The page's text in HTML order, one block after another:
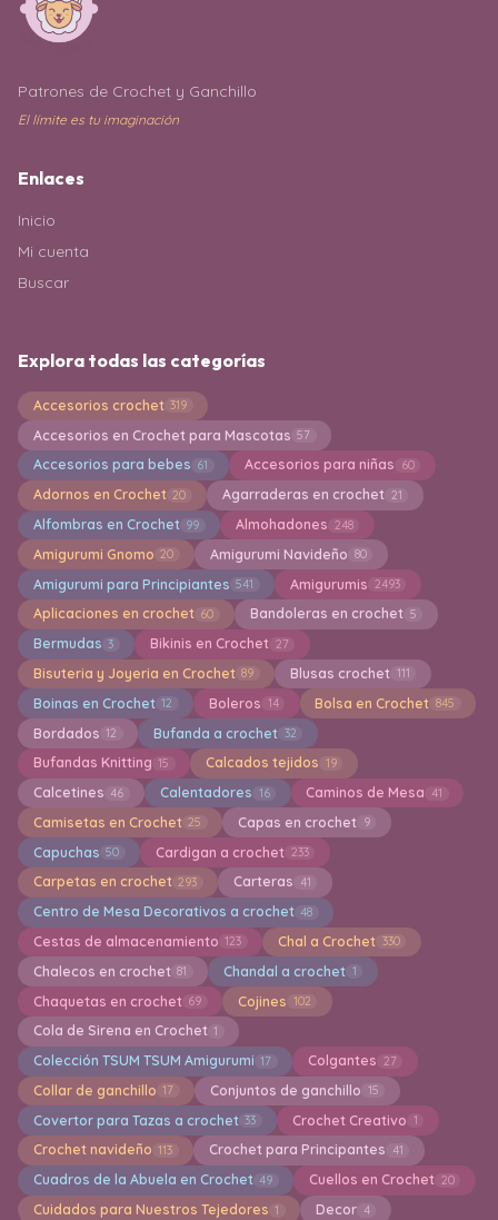
Patrones de Crochet y Ganchillo
El límite es tu imaginación
Enlaces
Inicio
Mi cuenta
Buscar
Explora todas las categorías
Accesorios crochet 319
Accesorios en Crochet para Mascotas 57
Accesorios para bebes 61 Accesorios para niñas 60
Adornos en Crochet 20 Agarraderas en crochet 21
Alfombras en Crochet 99 Almohadones 248
Amigurumi Gnomo 20 Amigurumi Navideño 80
Amigurumi para Principiantes 541 Amigurumis 2493
Aplicaciones en crochet 60 Bandoleras en crochet 5
Bermudas 3 Bikinis en Crochet 27
Bisuteria y Joyeria en Crochet 89 Blusas crochet 111
Boinas en Crochet 12 Boleros 14 Bolsa en Crochet 845
Bordados 12 Bufanda a crochet 32
Bufandas Knitting 15 Calcados tejidos 19
Calcetines 46 Calentadores 16 Caminos de Mesa 41
Camisetas en Crochet 25 Capas en crochet 9
Capuchas 50 Cardigan a crochet 233
Carpetas en crochet 293 Carteras 41
Centro de Mesa Decorativos a crochet 48
Cestas de almacenamiento 123 Chal a Crochet 330
Chalecos en crochet 81 Chandal a crochet 1
Chaquetas en crochet 69 Cojines 102
Cola de Sirena en Crochet 1
Colección TSUM TSUM Amigurumi 17 Colgantes 27
Collar de ganchillo 17 Conjuntos de ganchillo 15
Covertor para Tazas a crochet 33 Crochet Creativo 1
Crochet navideño 113 Crochet para Principantes 41
Cuadros de la Abuela en Crochet 49 Cuellos en Crochet 20
Cuidados para Nuestros Tejedores 1 Decor 4